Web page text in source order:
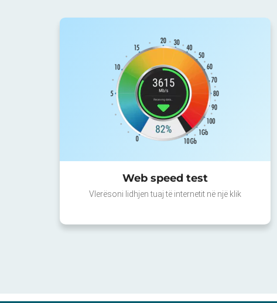
Web speed test
Vlerësoni lidhjen tuaj të internetit në një klik